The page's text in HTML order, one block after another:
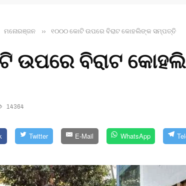
ମନୋରଞ୍ଜନ ›› ୧୦୦୦ କୋଟି ଉପରେ ବିରାଟ କୋହଲିଙ୍କ ସମ୍ପତ୍ତି
ଉପରେ ବିରାଟ
14364
Twitter E-Mail WhatsApp